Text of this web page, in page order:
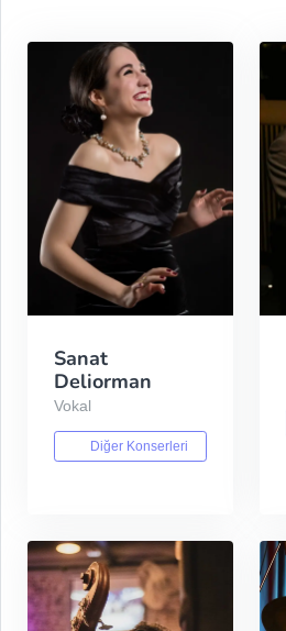
Sanat
Deliorman
Vokal
Diğer Konserleri